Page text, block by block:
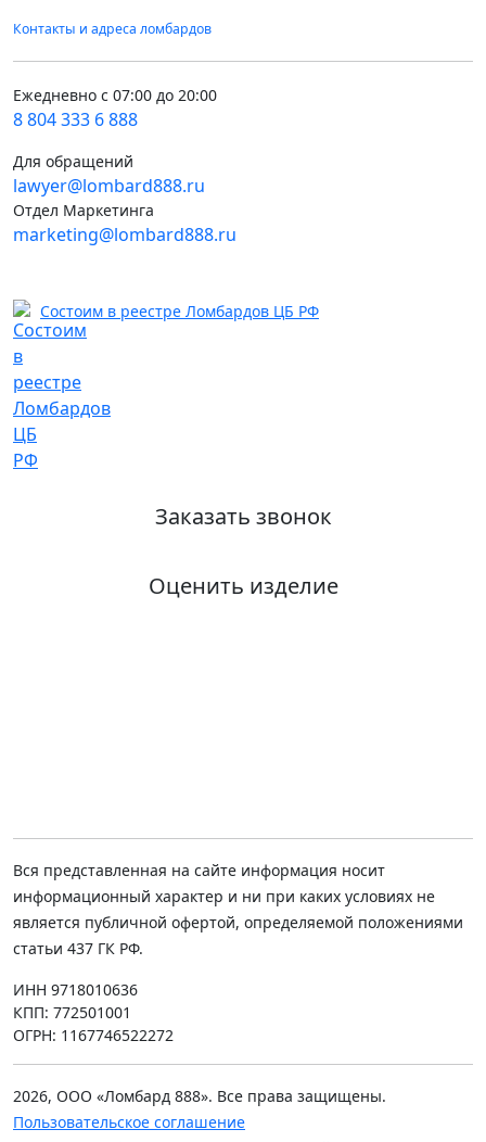
Контакты и адреса ломбардов
Ежедневно с 07:00 до 20:00
8 804 333 6 888
Для обращений
lawyer@lombard888.ru
Отдел Маркетинга
marketing@lombard888.ru
Состоим в реестре Ломбардов ЦБ РФ
Заказать звонок
Оценить изделие
Вся представленная на сайте информация носит
информационный характер и ни при каких условиях не
является публичной офертой, определяемой положениями
статьи 437 ГК РФ.
ИНН 9718010636
КПП: 772501001
ОГРН: 1167746522272
2026, ООО «Ломбард 888». Все права защищены.
Пользовательское соглашение